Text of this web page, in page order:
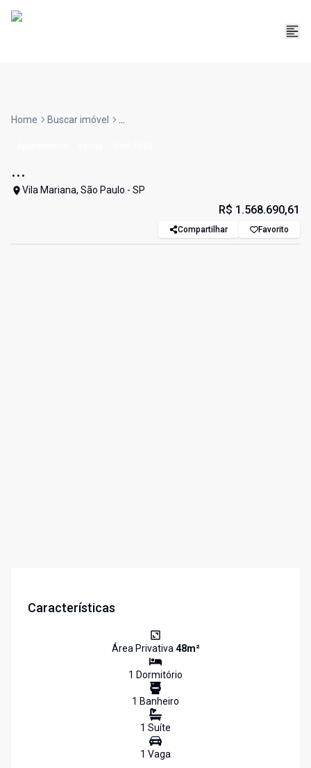
Home Buscar imóvel ...
...
Vila Mariana, São Paulo - SP
R$ 1.568.690,61
Compartilhar Favorito
Características
Área Privativa48m²
1 Dormitório
1 Banheiro
1 Suíte
1 Vaga